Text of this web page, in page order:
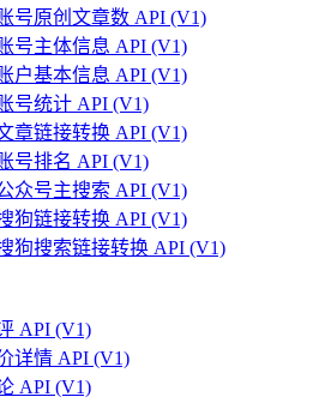
号原创文章数 API (V1)
号主体信息 API (V1)
户基本信息 API (V1)
号统计 API (V1)
章链接转换 API (V1)
号排名 API (V1)
众号主搜索 API (V1)
狗链接转换 API (V1)
狗搜索链接转换 API (V1)
API (V1)
详情 API (V1)
API (V1)